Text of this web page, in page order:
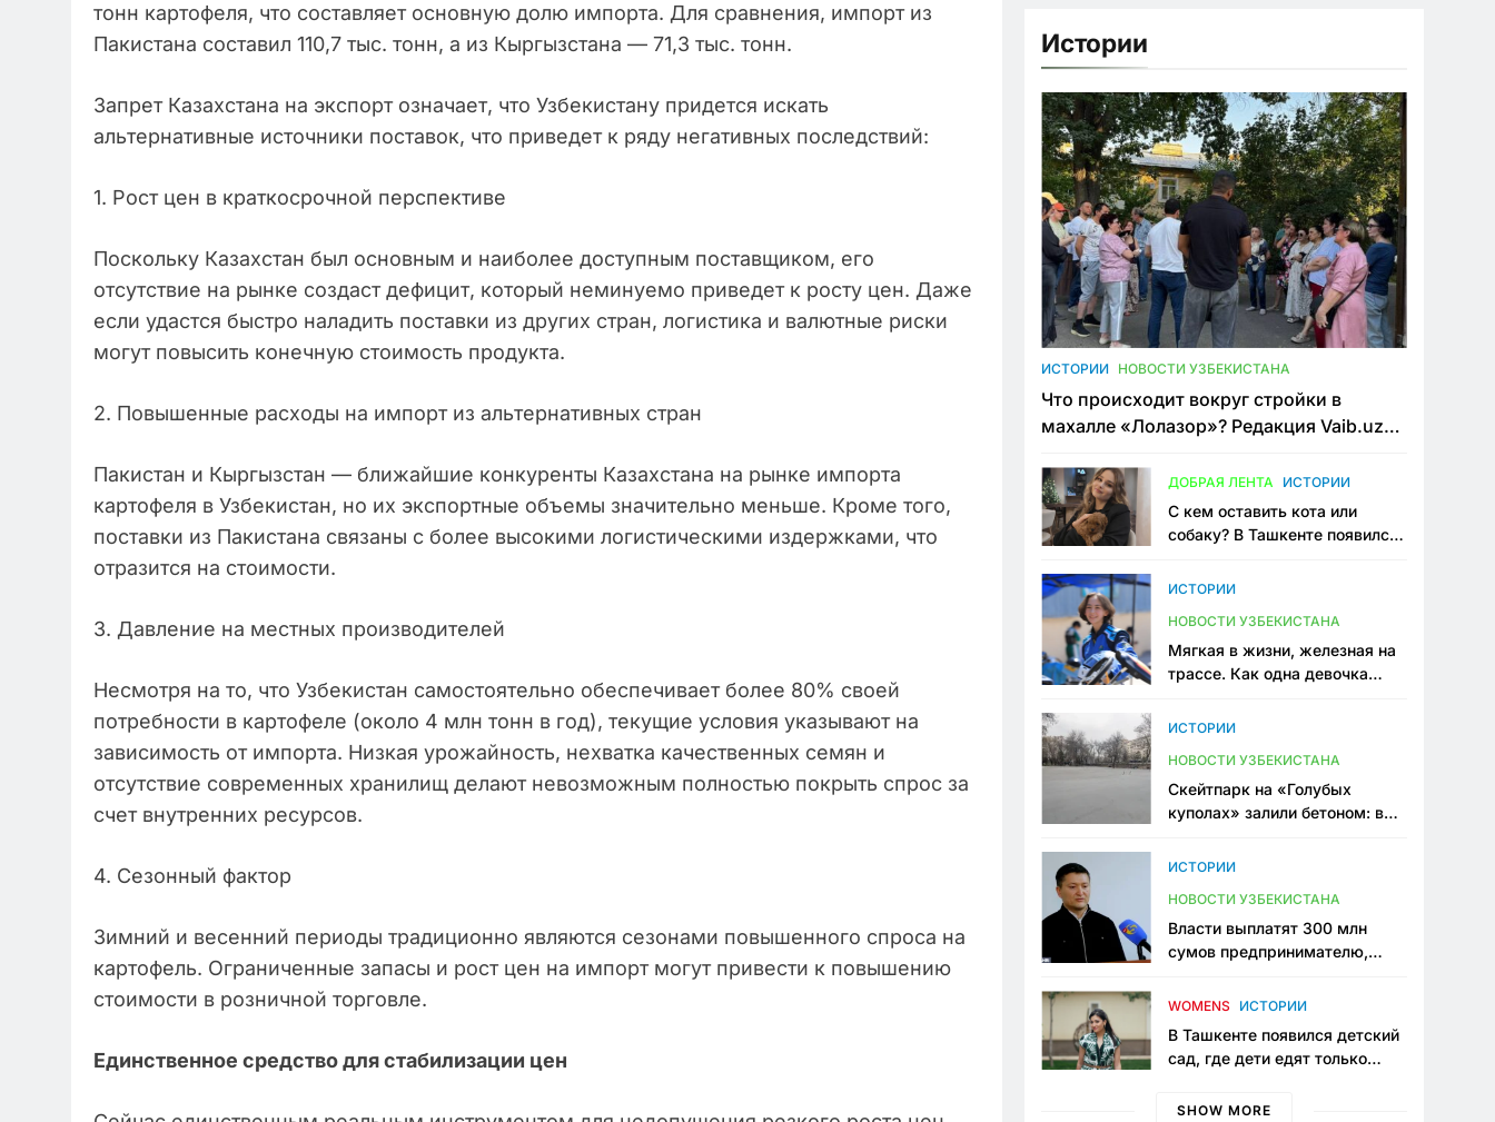
тонн картофеля, что составляет основную долю импорта. Для сравнения, импорт из
Пакистана составил 110,7 тыс. тонн, а из Кыргызстана — 71,3 тыс. тонн.
Запрет Казахстана на экспорт означает, что Узбекистану придется искать
альтернативные источники поставок, что приведет к ряду негативных последствий:
1. Рост цен в краткосрочной перспективе
Поскольку Казахстан был основным и наиболее доступным поставщиком, его
отсутствие на рынке создаст дефицит, который неминуемо приведет к росту цен. Даже
если удастся быстро наладить поставки из других стран, логистика и валютные риски
могут повысить конечную стоимость продукта.
2. Повышенные расходы на импорт из альтернативных стран
Пакистан и Кыргызстан — ближайшие конкуренты Казахстана на рынке импорта
картофеля в Узбекистан, но их экспортные объемы значительно меньше. Кроме того,
поставки из Пакистана связаны с более высокими логистическими издержками, что
отразится на стоимости.
3. Давление на местных производителей
Несмотря на то, что Узбекистан самостоятельно обеспечивает более 80% своей
потребности в картофеле (около 4 млн тонн в год), текущие условия указывают на
зависимость от импорта. Низкая урожайность, нехватка качественных семян и
отсутствие современных хранилищ делают невозможным полностью покрыть спрос за
счет внутренних ресурсов.
4. Сезонный фактор
Зимний и весенний периоды традиционно являются сезонами повышенного спроса на
картофель. Ограниченные запасы и рост цен на импорт могут привести к повышению
стоимости в розничной торговле.
Единственное средство для стабилизации цен
Истории
ИСТОРИИ НОВОСТИ УЗБЕКИСТАНА
Что происходит вокруг стройки в
махалле «Лолазор»? Редакция Vaib.uz
конфликта
ДОБРАЯ ЛЕНТА ИСТОРИИ
С кем оставить кота или
собаку? В Ташкенте появился
ИСТОРИИ
НОВОСТИ УЗБЕКИСТАНА
Мягкая в жизни, железная на
трассе. Как одна девочка
Узбекистане
ИСТОРИИ
НОВОСТИ УЗБЕКИСТАНА
Скейтпарк на «Голубых
куполах» залили бетоном: в
одно общественное
ИСТОРИИ
НОВОСТИ УЗБЕКИСТАНА
Власти выплатят 300 млн
сумов предпринимателю,
тюрьме по незаконному
WOMENS ИСТОРИИ
В Ташкенте появился детский
сад, где дети едят только
мама, которая устала просить
SHOW MORE